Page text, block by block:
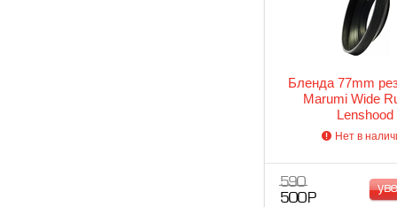
Бленда 77mm
Marumi Wide
Lenshood
Нет в
590
500 Р